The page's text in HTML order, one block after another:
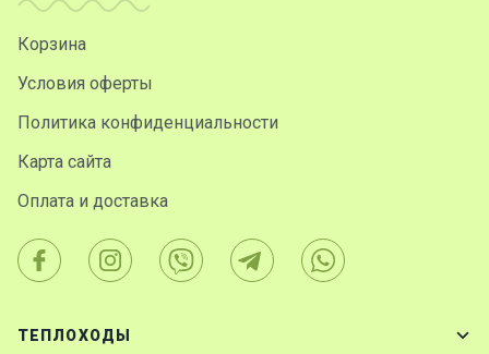
Корзина
Условия оферты
Политика конфиденциальности
Карта сайта
Оплата и доставка
ТЕПЛОХОДЫ